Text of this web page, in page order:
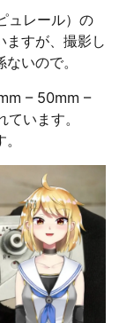
ュレール）の
ますが、撮影し
いので。
– 50mm –
います。